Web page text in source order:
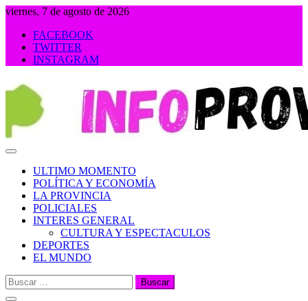
Saltar
contenido
viernes, 7 de agosto de 2026
FACEBOOK
TWITTER
INSTAGRAM
ULTIMO MOMENTO
POLÍTICA Y ECONOMÍA
LA PROVINCIA
POLICIALES
INTERES GENERAL
CULTURA Y ESPECTACULOS
DEPORTES
EL MUNDO
Buscar: